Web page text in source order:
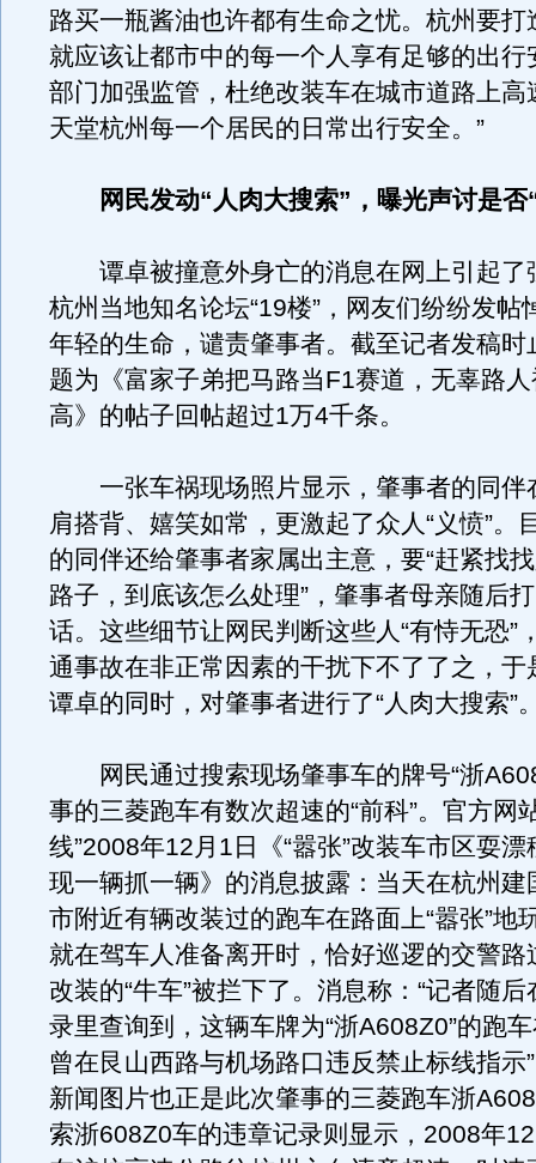
路买一瓶酱油也许都有生命之忧。杭州要打
就应该让都市中的每一个人享有足够的出行
部门加强监管，杜绝改装车在城市道路上高
天堂杭州每一个居民的日常出行安全。”
网民发动“人肉大搜索”，曝光声讨是否
谭卓被撞意外身亡的消息在网上引起了
杭州当地知名论坛“19楼”，网友们纷纷发帖
年轻的生命，谴责肇事者。截至记者发稿时
题为《富家子弟把马路当F1赛道，无辜路
高》的帖子回帖超过1万4千条。
一张车祸现场照片显示，肇事者的同伴
肩搭背、嬉笑如常，更激起了众人“义愤”。
的同伴还给肇事者家属出主意，要“赶紧找
路子，到底该怎么处理”，肇事者母亲随后
话。这些细节让网民判断这些人“有恃无恐”
通事故在非正常因素的干扰下不了了之，于
谭卓的同时，对肇事者进行了“人肉大搜索”
网民通过搜索现场肇事车的牌号“浙
事的三菱跑车有数次超速的“前科”。官方网
线”2008年12月1日《“嚣张”改装车市区耍
现一辆抓一辆》的消息披露：当天在杭州建
市附近有辆改装过的跑车在路面上“嚣张”地
就在驾车人准备离开时，恰好巡逻的交警路
改装的“牛车”被拦下了。消息称：“记者随
录里查询到，这辆车牌为“浙A608Z0”的跑
曾在艮山西路与机场路口违反禁止标线指示
新闻图片也正是此次肇事的三菱跑车浙
索浙608Z0车的违章记录则显示，2008年